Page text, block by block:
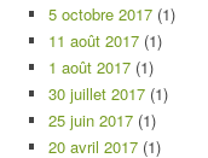
5 octobre 2017 (1)
11 août 2017 (1)
1 août 2017 (1)
30 juillet 2017 (1)
25 juin 2017 (1)
20 avril 2017 (1)